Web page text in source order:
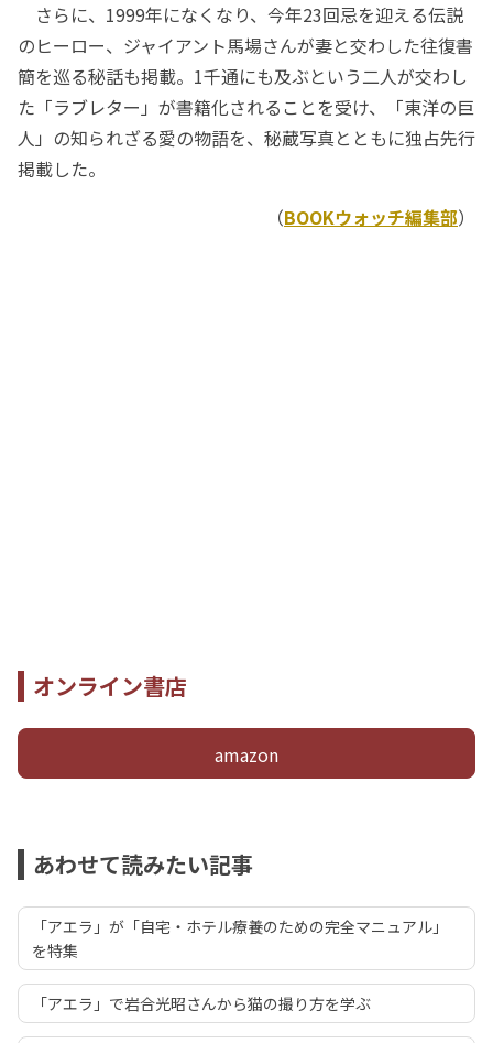
さらに、1999年になくなり、今年23回忌を迎える伝説
のヒーロー、ジャイアント馬場さんが妻と交わした往復書
簡を巡る秘話も掲載。1千通にも及ぶという二人が交わし
た「ラブレター」が書籍化されることを受け、「東洋の巨
人」の知られざる愛の物語を、秘蔵写真とともに独占先行
掲載した。
（BOOKウォッチ編集部）
オンライン書店
amazon
あわせて読みたい記事
「アエラ」が「自宅・ホテル療養のための完全マニュアル」
を特集
「アエラ」で岩合光昭さんから猫の撮り方を学ぶ